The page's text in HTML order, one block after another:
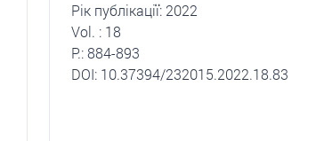
Рік публікації: 2022
Vol. : 18
P.: 884-893
DOI: 10.37394/232015.2022.18.83